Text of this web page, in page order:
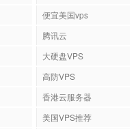
便宜美国vps
腾讯云
大硬盘VPS
高防VPS
香港云服务器
美国VPS推荐